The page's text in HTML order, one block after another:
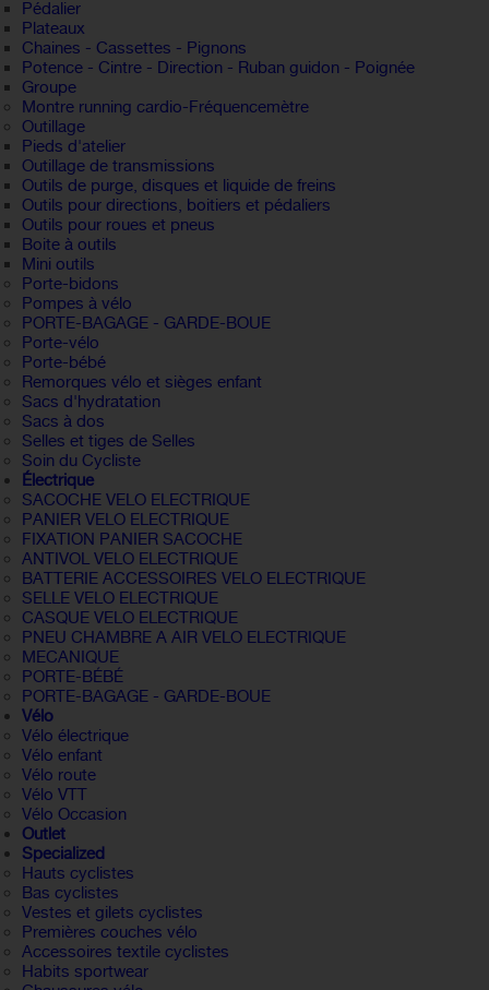
Pédalier
Plateaux
Chaines - Cassettes - Pignons
Potence - Cintre - Direction - Ruban guidon - Poignée
Groupe
Montre running cardio-Fréquencemètre
Outillage
Pieds d'atelier
Outillage de transmissions
Outils de purge, disques et liquide de freins
Outils pour directions, boitiers et pédaliers
Outils pour roues et pneus
Boite à outils
Mini outils
Porte-bidons
Pompes à vélo
PORTE-BAGAGE - GARDE-BOUE
Porte-vélo
Porte-bébé
Remorques vélo et sièges enfant
Sacs d'hydratation
Sacs à dos
Selles et tiges de Selles
Soin du Cycliste
Électrique
SACOCHE VELO ELECTRIQUE
PANIER VELO ELECTRIQUE
FIXATION PANIER SACOCHE
ANTIVOL VELO ELECTRIQUE
BATTERIE ACCESSOIRES VELO ELECTRIQUE
SELLE VELO ELECTRIQUE
CASQUE VELO ELECTRIQUE
PNEU CHAMBRE A AIR VELO ELECTRIQUE
MECANIQUE
PORTE-BÉBÉ
PORTE-BAGAGE - GARDE-BOUE
Vélo
Vélo électrique
Vélo enfant
Vélo route
Vélo VTT
Vélo Occasion
Outlet
Specialized
Hauts cyclistes
Bas cyclistes
Vestes et gilets cyclistes
Premières couches vélo
Accessoires textile cyclistes
Habits sportwear